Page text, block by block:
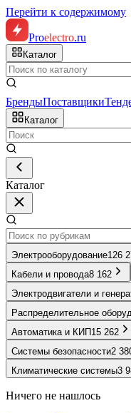
Перейти к содержимому
Proelectro.ru
Каталог
БрендыПоставщики
Каталог
Каталог
Электрооборудование126
Кабели и провода8 162
Электродвигатели и
Распределительное
Автоматика и КИП 15 262
Системы безопасности2
Климатические системы3
Ничего не нашлось